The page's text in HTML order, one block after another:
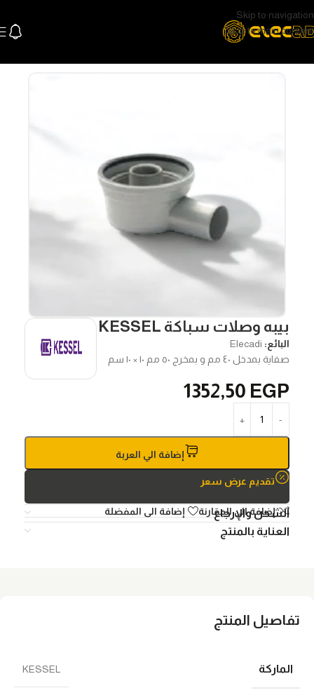
Skip to navigation
Skip to main content
بيبه وصلات سباكة KESSEL
البائع: Elecadi
صفاية بمدخل ٤٠ مم و بمخرج ٥٠ مم ١٠ × ١٠ سم
1352,50 EGP
إضافة الي العربة
تقديم عرض سعر
إضافة الي المقارنة إضافة الى المفضلة
الشحن والإرجاع
العناية بالمنتج
تفاصيل المنتج
الماركة KESSEL